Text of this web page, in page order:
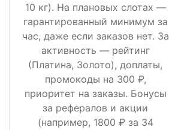
10 кг). На плановых слотах —
гарантированный минимум за
час, даже если заказов нет. За
активность — рейтинг
(Платина, Золото), доплаты,
промокоды на 300 ₽,
приоритет на заказы. Бонусы
за рефералов и акции
(например, 1800 ₽ за 34